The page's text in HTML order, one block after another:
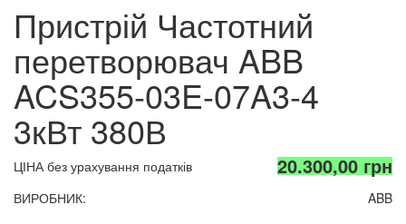
Пристрій Частотний
перетворювач ABB
ACS355-03E-07A3-4
3кВт 380В
ЦІНА без урахування податків 20.300,00 грн
ВИРОБНИК:
ABB